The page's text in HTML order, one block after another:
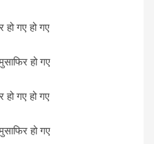
हो गए हो गए
हो गए
हो गए हो गए
हो गए